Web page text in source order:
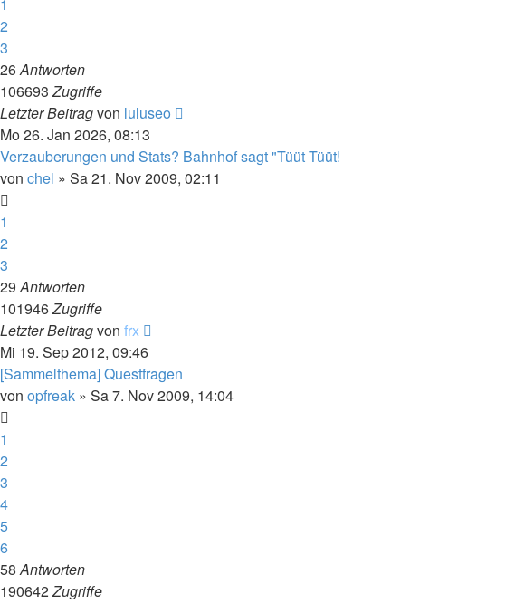
2
3
26Antworten
106693Zugriffe
Letzter Beitragvon luluseo
Mo 26. Jan 2026, 08:13
Verzauberungen und Stats? Bahnhof sagt "Tüüt Tüüt!
von chel » Sa 21. Nov 2009, 02:11
1
2
3
29Antworten
101946Zugriffe
Letzter Beitragvon frx
Mi 19. Sep 2012, 09:46
[Sammelthema] Questfragen
von opfreak » Sa 7. Nov 2009, 14:04
1
2
3
4
5
6
58Antworten
190642Zugriffe